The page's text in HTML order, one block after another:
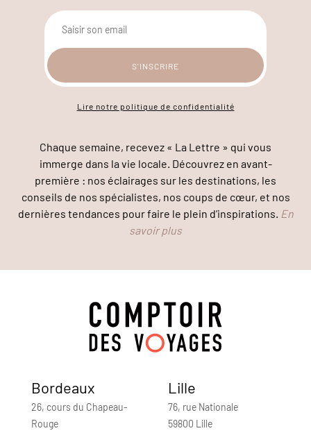
Lire notre politique de confidentialité
Chaque semaine, recevez « La Lettre » qui vous
immerge dans la vie locale. Découvrez en avant-
première : nos éclairages sur les destinations, les
conseils de nos spécialistes, nos coups de cœur, et nos
dernières tendances pour faire le plein d’inspirations. En
savoir plus
Bordeaux
26, cours du Chapeau-
Rouge
Lille
76, rue Nationale
59800 Lille